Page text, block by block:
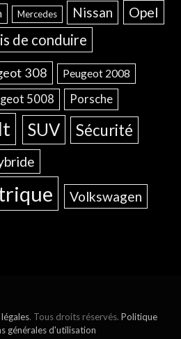
Mercedes Nissan Opel
de conduire
308 Peugeot 2008
5008 Porsche
SUV Sécurité
Volkswagen
. Tous droits réservés. Politique
générales d'utilisation